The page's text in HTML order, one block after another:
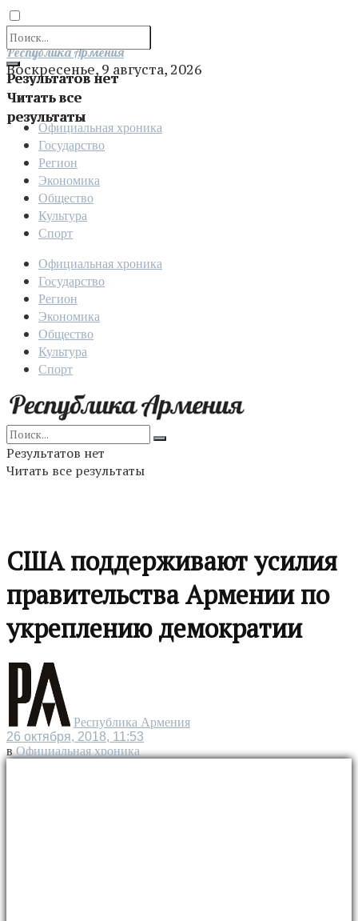
Результатов нет
Читать все
результаты
Отправить
Республика Армения
Воскресенье, 9 августа, 2026
Официальная хроника
Государство
Регион
Экономика
Общество
Культура
Спорт
Официальная хроника
Государство
Регион
Экономика
Общество
Культура
Спорт
Результатов нет
Читать все результаты
США поддерживают усилия
правительства Армении по
укреплению демократии
Республика Армения
26 октября, 2018, 11:53
в Официальная хроника